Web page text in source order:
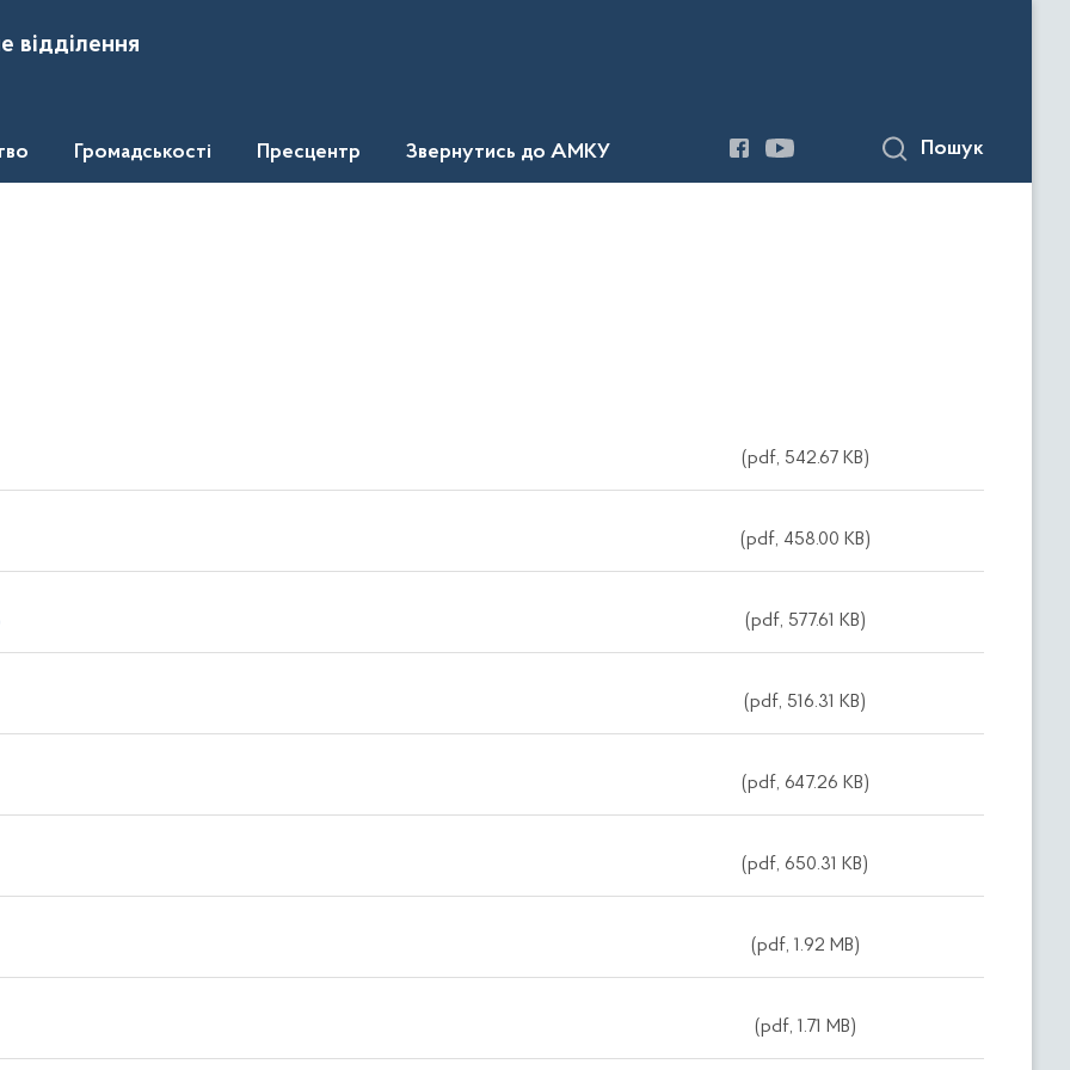
відділення
Громадськості Пресцентр Звернутись до АМКУ Пошук
(pdf, 542.67 KB)
(pdf, 458.00 KB)
(pdf, 577.61 KB)
(pdf, 516.31 KB)
(pdf, 647.26 KB)
(pdf, 650.31 KB)
(pdf, 1.92 MB)
(pdf, 1.71 MB)